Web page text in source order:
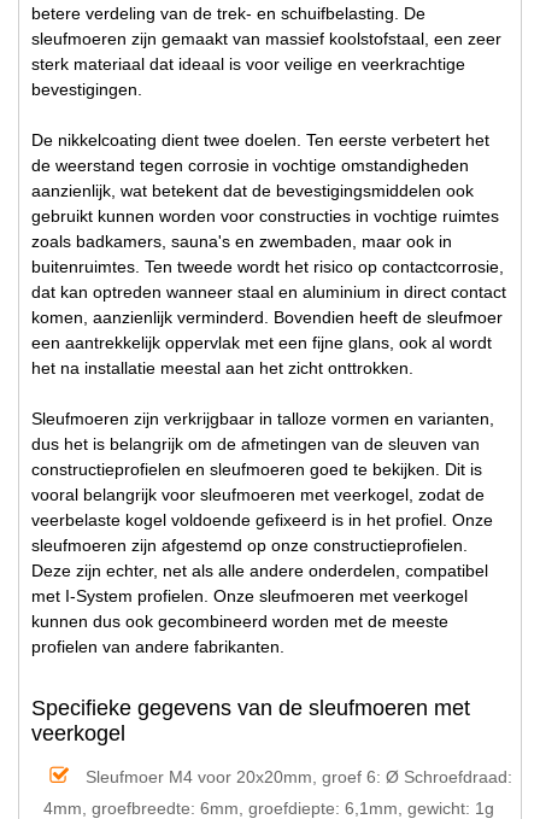
betere verdeling van de trek- en schuifbelasting. De
sleufmoeren zijn gemaakt van massief koolstofstaal, een zeer
sterk materiaal dat ideaal is voor veilige en veerkrachtige
bevestigingen.
De nikkelcoating dient twee doelen. Ten eerste verbetert het
de weerstand tegen corrosie in vochtige omstandigheden
aanzienlijk, wat betekent dat de bevestigingsmiddelen ook
gebruikt kunnen worden voor constructies in vochtige ruimtes
zoals badkamers, sauna's en zwembaden, maar ook in
buitenruimtes. Ten tweede wordt het risico op contactcorrosie,
dat kan optreden wanneer staal en aluminium in direct contact
komen, aanzienlijk verminderd. Bovendien heeft de sleufmoer
een aantrekkelijk oppervlak met een fijne glans, ook al wordt
het na installatie meestal aan het zicht onttrokken.
Sleufmoeren zijn verkrijgbaar in talloze vormen en varianten,
dus het is belangrijk om de afmetingen van de sleuven van
constructieprofielen en sleufmoeren goed te bekijken. Dit is
vooral belangrijk voor sleufmoeren met veerkogel, zodat de
veerbelaste kogel voldoende gefixeerd is in het profiel. Onze
sleufmoeren zijn afgestemd op onze constructieprofielen.
Deze zijn echter, net als alle andere onderdelen, compatibel
met I-System profielen. Onze sleufmoeren met veerkogel
kunnen dus ook gecombineerd worden met de meeste
profielen van andere fabrikanten.
Specifieke gegevens van de sleufmoeren met
veerkogel
Sleufmoer M4 voor 20x20mm, groef 6: Ø Schroefdraad:
4mm, groefbreedte: 6mm, groefdiepte: 6,1mm, gewicht: 1g